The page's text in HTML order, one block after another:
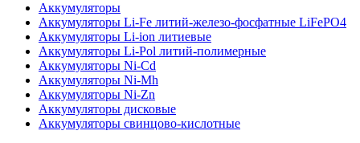
Аккумуляторы
Аккумуляторы Li-Fe литий-железо-фосфатные LiFePO4
Аккумуляторы Li-ion литиевые
Аккумуляторы Li-Pol литий-полимерные
Аккумуляторы Ni-Cd
Аккумуляторы Ni-Mh
Аккумуляторы Ni-Zn
Аккумуляторы дисковые
Аккумуляторы свинцово-кислотные